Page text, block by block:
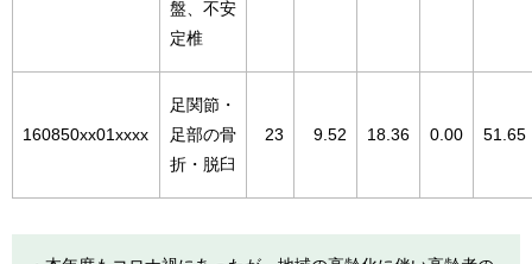
盤、不安
定椎
160850xx01xxxx
足関節・
足部の骨
折・脱臼
23 9.52 18.36 0.00 51.65